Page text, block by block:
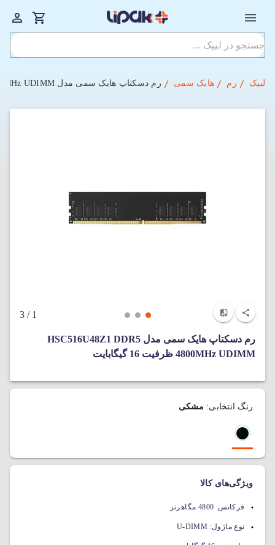
لیپک رم هایک سمی رم دسکتاپ هایک سمی مدل HSC516U48Z1 DDR5 4800MHz UDIMM ظرفیت 16 گیگابایت
1
/ 3
رم دسکتاپ هایک سمی مدل HSC516U48Z1 DDR5
4800MHz UDIMM ظرفیت 16 گیگابایت
رنگ انتخابی: مشکی
ویژگی‌های کالا
فرکانس: 4800 مگاهرتز
نوع ماژول: U-DIMM